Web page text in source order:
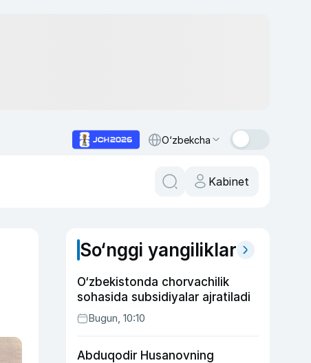
O‘zbekcha
Kabinet
So‘nggi yangiliklar
O‘zbekistonda chorvachilik
sohasida subsidiyalar ajratiladi
Bugun, 10:10
Abduqodir Husanovning